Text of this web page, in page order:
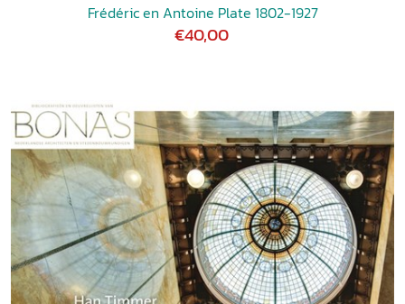
Frédéric en Antoine Plate 1802-1927
€40,00